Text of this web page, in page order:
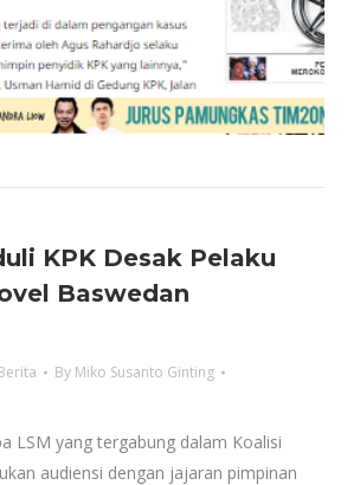
KPK Desak Pelaku
Baswedan
By Miko Susanto Ginting
LSM yang tergabung dalam Koalisi
audiensi dengan jajaran pimpinan